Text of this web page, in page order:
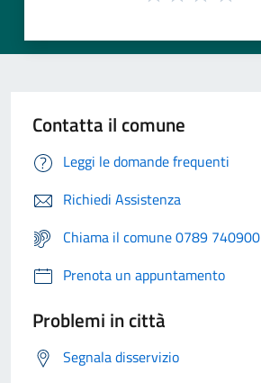
Contatta il comune
Leggi le domande frequenti
Richiedi Assistenza
Chiama il comune 0789 740900
Prenota un appuntamento
Problemi in città
Segnala disservizio